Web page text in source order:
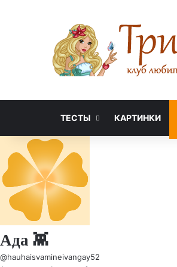
ТЕСТЫ КАРТИНКИ
Ада 👾
@hauhaisvamineivangay52